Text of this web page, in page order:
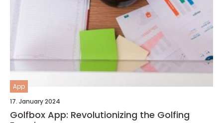
App
17. January 2024
Golfbox App: Revolutionizing the Golfing